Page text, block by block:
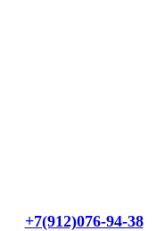
+7(912)076-94-38